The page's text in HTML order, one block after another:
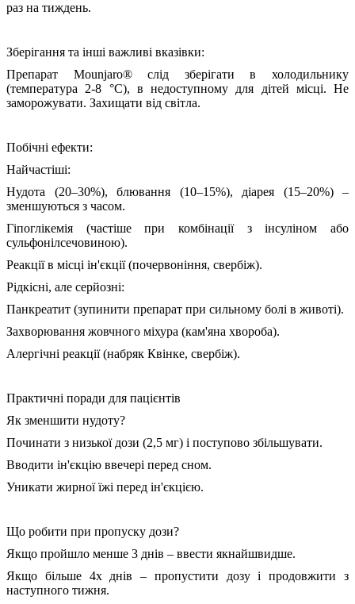
раз на тиждень.
Зберігання та інші важливі вказівки:
Препарат Mounjaro® слід зберігати в холодильнику
(температура 2-8 °C), в недоступному для дітей місці. Не
заморожувати. Захищати від світла.
Побічні ефекти:
Найчастіші:
Нудота (20–30%), блювання (10–15%), діарея (15–20%) –
зменшуються з часом.
Гіпоглікемія (частіше при комбінації з інсуліном або
сульфонілсечовиною).
Реакції в місці ін'єкції (почервоніння, свербіж).
Рідкісні, але серйозні:
Панкреатит (зупинити препарат при сильному болі в животі).
Захворювання жовчного міхура (кам'яна хвороба).
Алергічні реакції (набряк Квінке, свербіж).
Практичні поради для пацієнтів
Як зменшити нудоту?
Починати з низької дози (2,5 мг) і поступово збільшувати.
Вводити ін'єкцію ввечері перед сном.
Уникати жирної їжі перед ін'єкцією.
Що робити при пропуску дози?
Якщо пройшло менше 3 днів – ввести якнайшвидше.
Якщо більше 4х днів – пропустити дозу і продовжити з
наступного тижня.